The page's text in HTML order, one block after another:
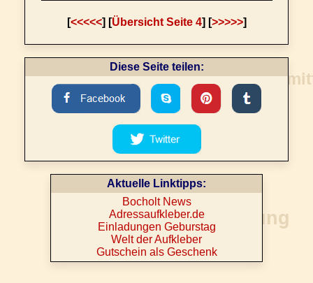
[<<<<<] [Übersicht Seite 4] [>>>>>]
Diese Seite teilen:
Aktuelle Linktipps:
Bocholt News
Adressaufkleber.de
Einladungen Geburstag
Welt der Aufkleber
Gutschein als Geschenk